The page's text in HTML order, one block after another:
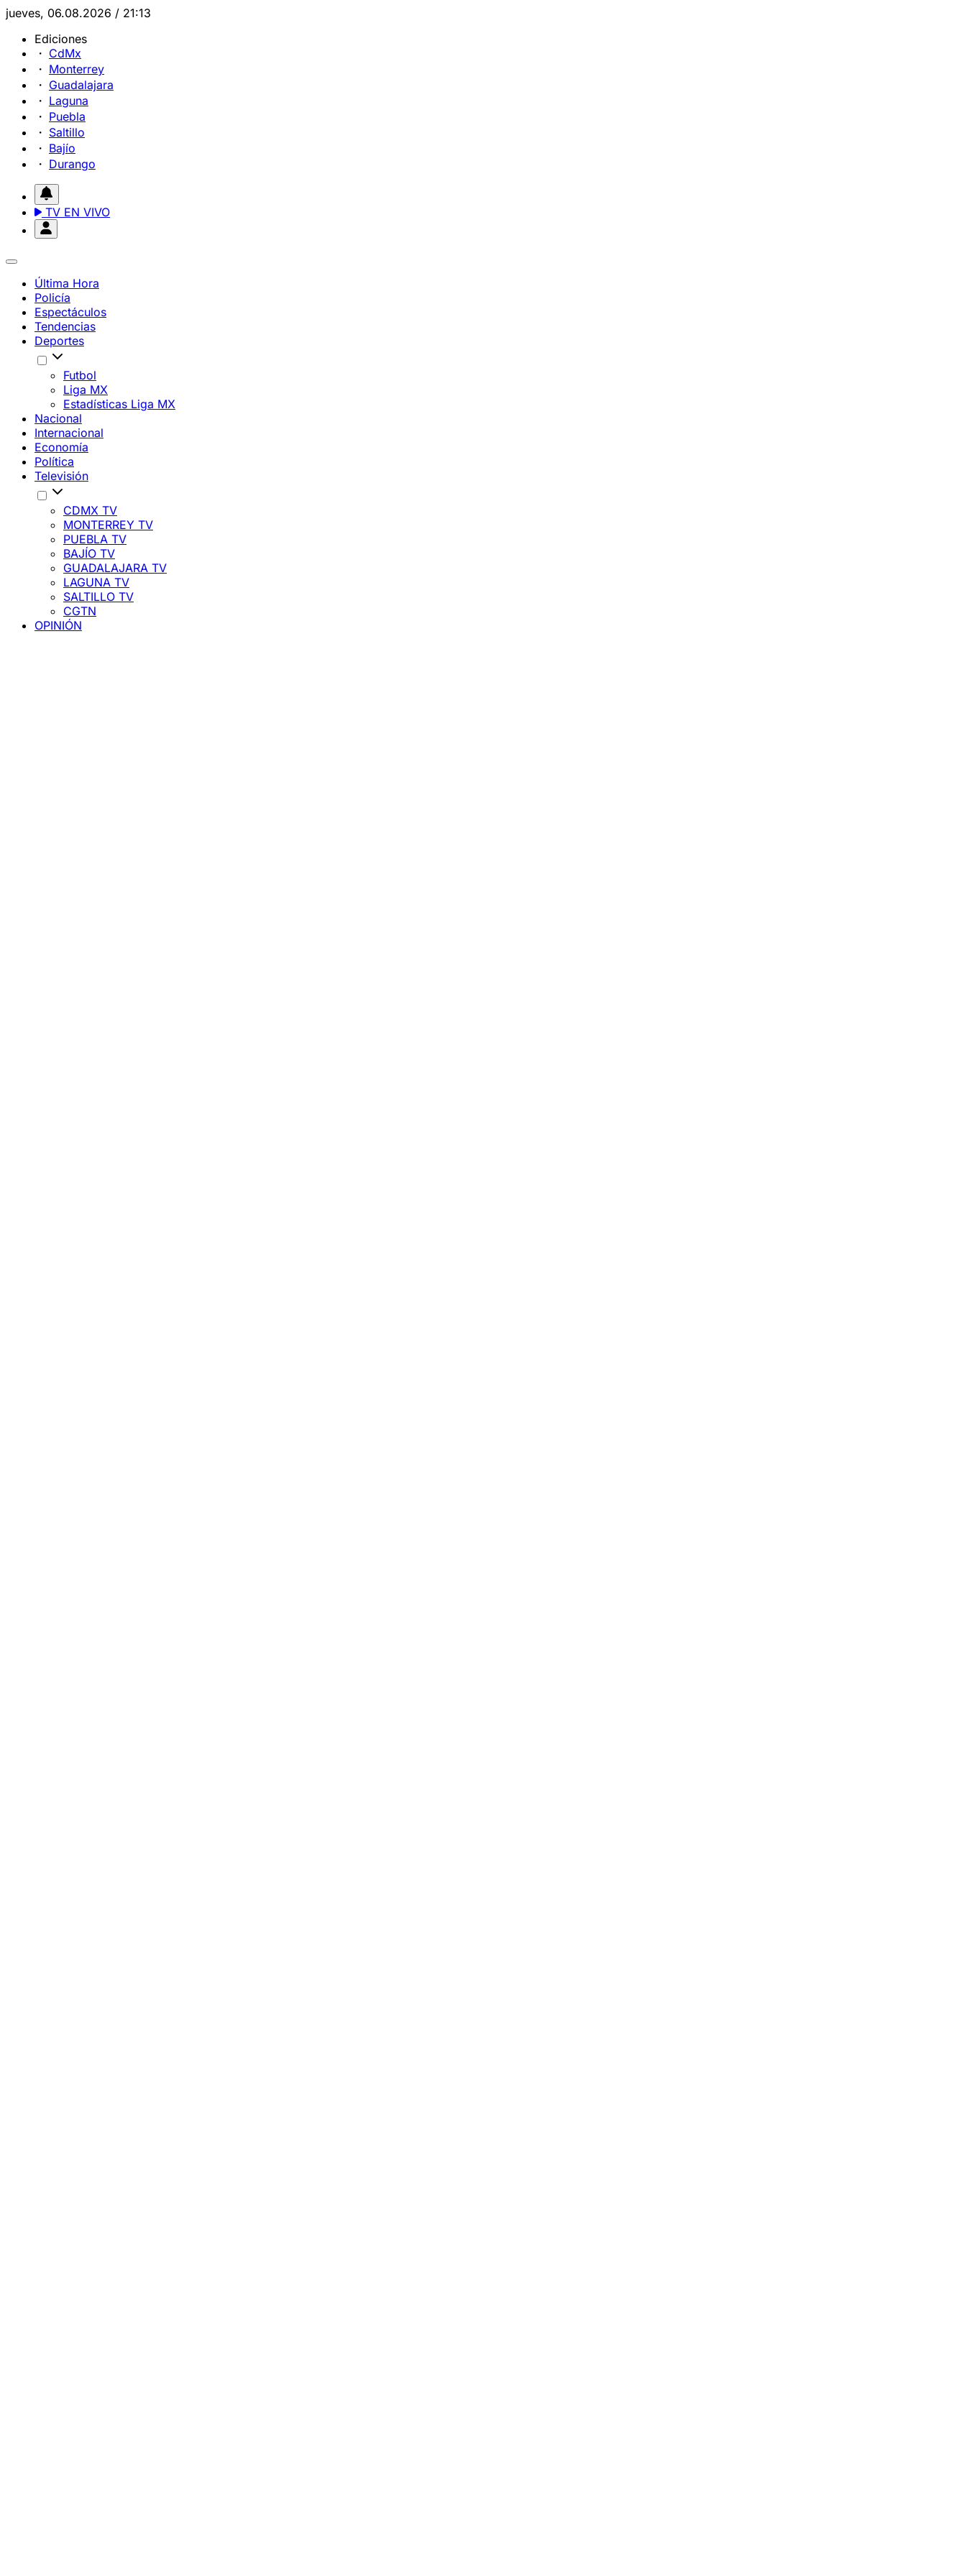
jueves, 06.08.2026 / 21:13
Ediciones
CdMx
Monterrey
Guadalajara
Laguna
Puebla
Saltillo
Bajío
Durango
TV EN VIVO
Última Hora
Policía
Espectáculos
Tendencias
Deportes
Futbol
Liga MX
Estadísticas Liga MX
Nacional
Internacional
Economía
Política
Televisión
CDMX TV
MONTERREY TV
PUEBLA TV
BAJÍO TV
GUADALAJARA TV
LAGUNA TV
SALTILLO TV
CGTN
OPINIÓN